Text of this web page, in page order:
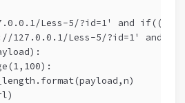
Less-5/?id=1' and
127.0.0.1/Less-5/?id=1' and